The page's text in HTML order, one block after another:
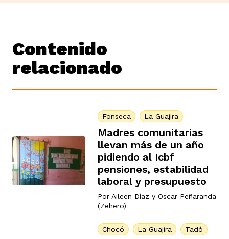
Contenido
relacionado
Fonseca La Guajira
Madres comunitarias
llevan más de un año
pidiendo al Icbf
pensiones, estabilidad
laboral y presupuesto
Por Aileen Díaz y Oscar Peñaranda
(Zehero)
Chocó La Guajira Tadó